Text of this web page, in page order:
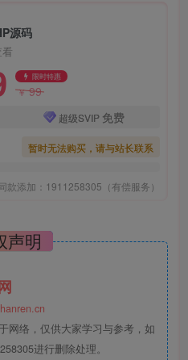
源码
限时特惠
￥99
超级SVIP 免费
暂时无法购买，请与站长联系
款添加：1911258305（有偿服务）
声明
网络，仅供大家学习与参考，如
进行删除处理。